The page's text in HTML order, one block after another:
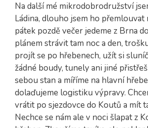
Na další mé mikrodobrodružství
Ládina, dlouho jsem ho přemlouvat
pátek pozdě večer jedeme z Brna
plánem strávit tam noc a den,
projít se po hřebenech, užít si
žádné boudy, tunely ani jiné
sebou stan a míříme na hlavní
dolaďujeme logistiku výpravy.
vrátit po sjezdovce do Koutů a mít
Nechce se nám ale v noci šlapat z